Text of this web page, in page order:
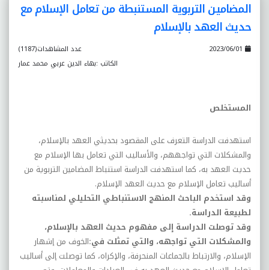
المضامين التربوية المستنبطة من تعامل الإسلام مع
حديث العهد بالإسلام
عدد المشاهدات(1187)
الكاتب :بهاء الدين عربي محمد عمار
المستخلص
استهدفت الدراسة التعرف على المقصود بحديثي العهد بالإسلام،
والمشكلات التي تواجههم، والأساليب التي تعامل بها الإسلام مع
حديث العهد به، كما استهدفت الدراسة استنباط المضامين التربوية من
أساليب تعامل الإسلام مع حديث العهد الإسلام.
وقد استخدم الباحث المنهج الاستنباطي التحليلي لمناسبته
لطبيعة الدراسة.
وقد توصلت الدراسة إلى مفهوم حديث العهد بالإسلام،
والمشكلات التي تواجهه، والتي تمثلت في:الخوف من إشهار
الإسلام، والارتباط بالجماعات المنحرفة، والإكراه، كما توصلت إلى أساليب